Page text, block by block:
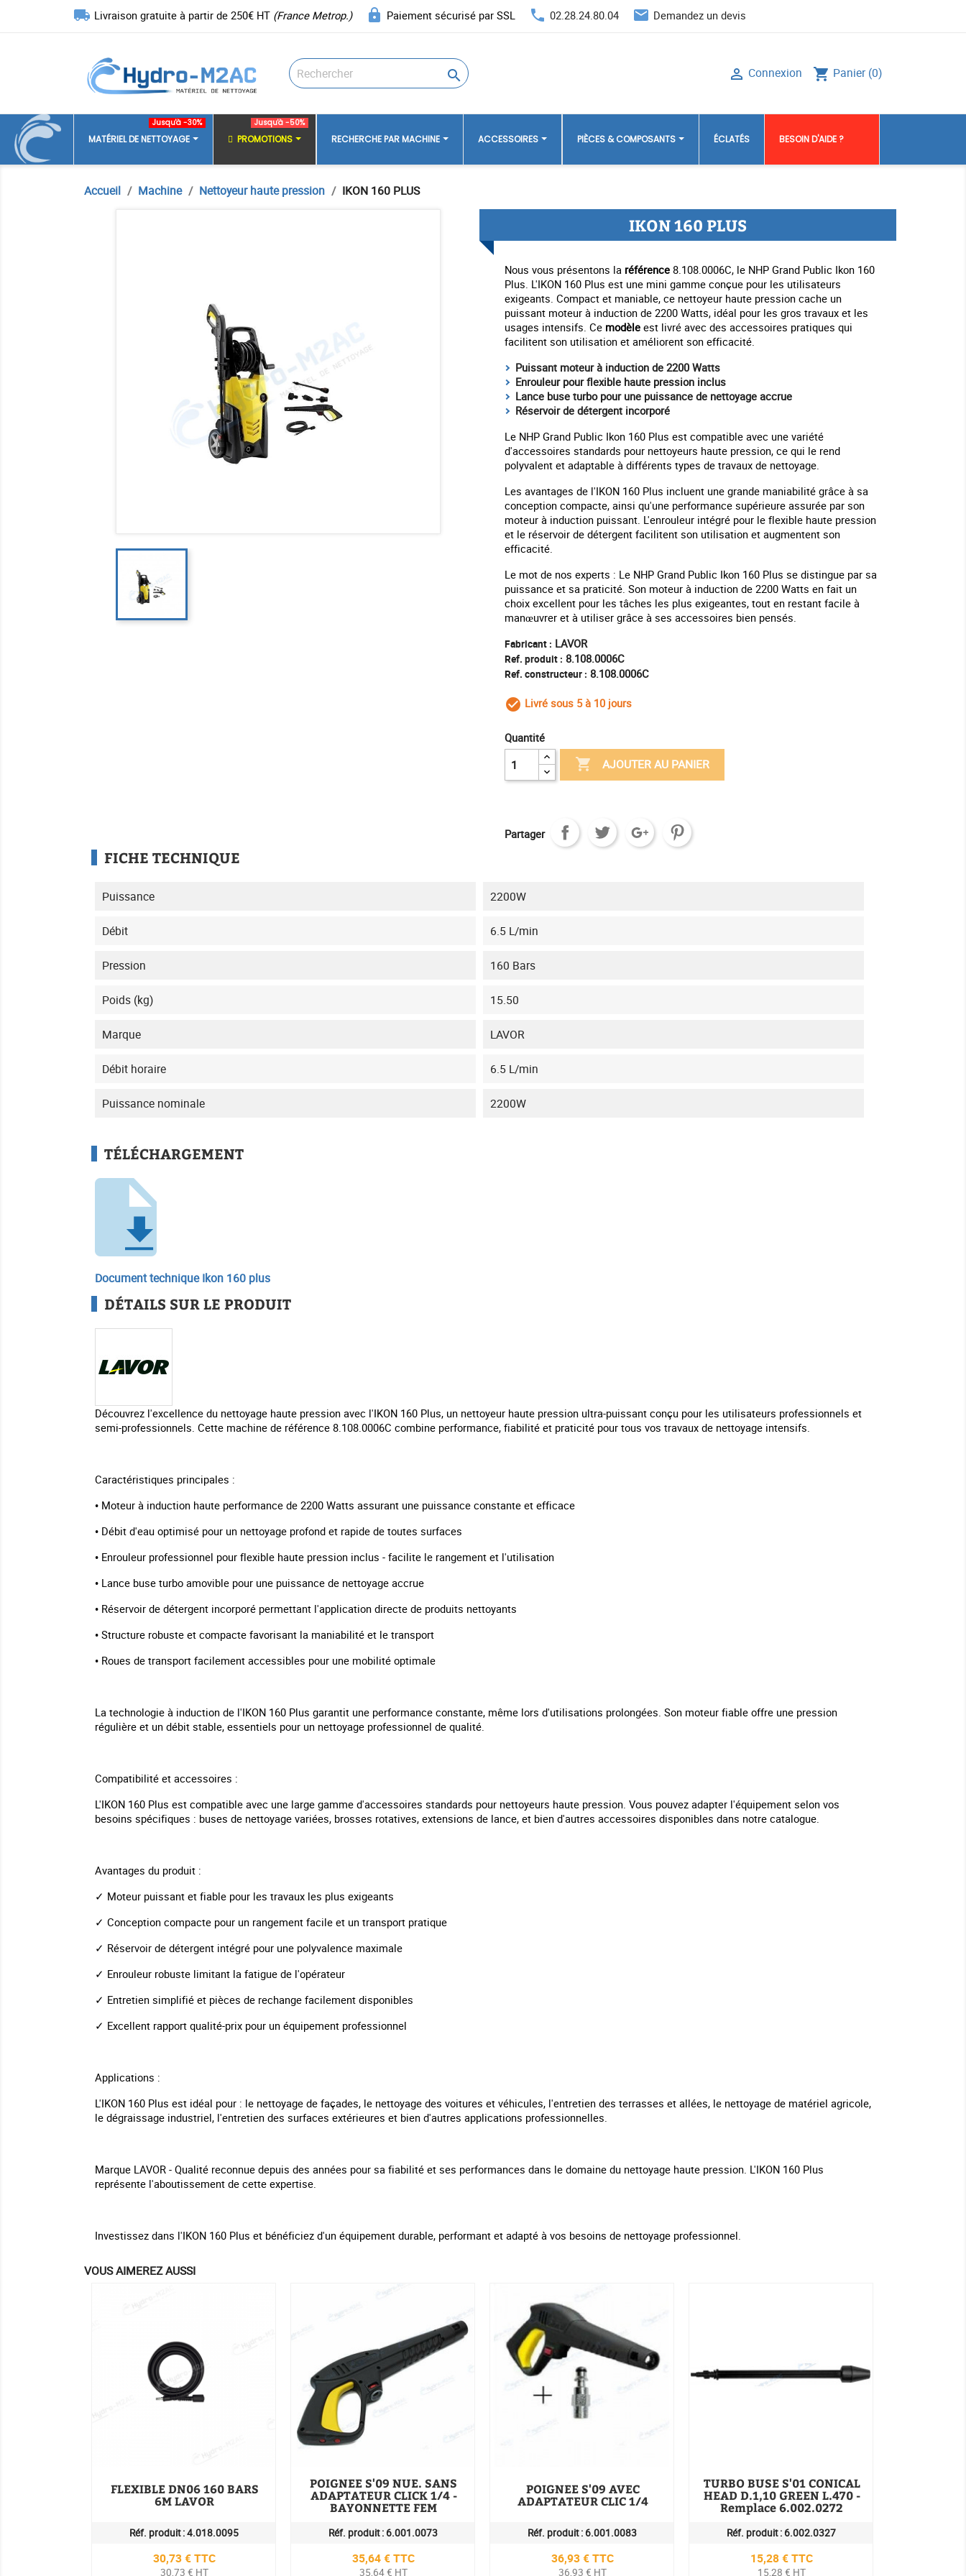
local_shipping Livraison gratuite à partir de 250€ HT (France Metrop.) lock Paiement sécurisé par SSL phone 02.28.24.80.04 email Demandez un devis
 shopping_cart Panier (0)
 Connexion
MATÉRIEL DE NETTOYAGE
Jusqu'à -30%
PROMOTIONS
Jusqu'à -50%
RECHERCHE PAR MACHINE ACCESSOIRES PIÈCES & COMPOSANTS ÉCLATÉS BESOIN D'AIDE ?
Accueil Machine Nettoyeur haute pression IKON 160 PLUS
IKON 160 PLUS
Nous vous présentons la référence 8.108.0006C, le NHP Grand Public Ikon 160
Plus. L'IKON 160 Plus est une mini gamme conçue pour les utilisateurs
exigeants. Compact et maniable, ce nettoyeur haute pression cache un
puissant moteur à induction de 2200 Watts, idéal pour les gros travaux et les
usages intensifs. Ce modèle est livré avec des accessoires pratiques qui
facilitent son utilisation et améliorent son efficacité.
Puissant moteur à induction de 2200 Watts
Enrouleur pour flexible haute pression inclus
Lance buse turbo pour une puissance de nettoyage accrue
Réservoir de détergent incorporé
Le NHP Grand Public Ikon 160 Plus est compatible avec une variété
d'accessoires standards pour nettoyeurs haute pression, ce qui le rend
polyvalent et adaptable à différents types de travaux de nettoyage.
Les avantages de l'IKON 160 Plus incluent une grande maniabilité grâce à sa
conception compacte, ainsi qu'une performance supérieure assurée par son
moteur à induction puissant. L'enrouleur intégré pour le flexible haute pression
et le réservoir de détergent facilitent son utilisation et augmentent son
efficacité.
Le mot de nos experts : Le NHP Grand Public Ikon 160 Plus se distingue par sa
puissance et sa praticité. Son moteur à induction de 2200 Watts en fait un
choix excellent pour les tâches les plus exigeantes, tout en restant facile à
manœuvrer et à utiliser grâce à ses accessoires bien pensés.
Fabricant : LAVOR
Ref. produit : 8.108.0006C
Ref. constructeur : 8.108.0006C
check_circle_outline
Livré sous 5 à 10 jours
Quantité
 AJOUTER AU PANIER
Partager
FICHE TECHNIQUE
Puissance 2200W
Débit 6.5 L/min
Pression 160 Bars
Poids (kg) 15.50
Marque LAVOR
Débit horaire 6.5 L/min
Puissance nominale 2200W
TÉLÉCHARGEMENT
Document technique Ikon 160 plus
DÉTAILS SUR LE PRODUIT
Découvrez l'excellence du nettoyage haute pression avec l'IKON 160 Plus, un nettoyeur haute pression ultra-puissant conçu pour les utilisateurs professionnels et
semi-professionnels. Cette machine de référence 8.108.0006C combine performance, fiabilité et praticité pour tous vos travaux de nettoyage intensifs.
Caractéristiques principales :
• Moteur à induction haute performance de 2200 Watts assurant une puissance constante et efficace
• Débit d'eau optimisé pour un nettoyage profond et rapide de toutes surfaces
• Enrouleur professionnel pour flexible haute pression inclus - facilite le rangement et l'utilisation
• Lance buse turbo amovible pour une puissance de nettoyage accrue
• Réservoir de détergent incorporé permettant l'application directe de produits nettoyants
• Structure robuste et compacte favorisant la maniabilité et le transport
• Roues de transport facilement accessibles pour une mobilité optimale
La technologie à induction de l'IKON 160 Plus garantit une performance constante, même lors d'utilisations prolongées. Son moteur fiable offre une pression
régulière et un débit stable, essentiels pour un nettoyage professionnel de qualité.
Compatibilité et accessoires :
L'IKON 160 Plus est compatible avec une large gamme d'accessoires standards pour nettoyeurs haute pression. Vous pouvez adapter l'équipement selon vos
besoins spécifiques : buses de nettoyage variées, brosses rotatives, extensions de lance, et bien d'autres accessoires disponibles dans notre catalogue.
Avantages du produit :
✓ Moteur puissant et fiable pour les travaux les plus exigeants
✓ Conception compacte pour un rangement facile et un transport pratique
✓ Réservoir de détergent intégré pour une polyvalence maximale
✓ Enrouleur robuste limitant la fatigue de l'opérateur
✓ Entretien simplifié et pièces de rechange facilement disponibles
✓ Excellent rapport qualité-prix pour un équipement professionnel
Applications :
L'IKON 160 Plus est idéal pour : le nettoyage de façades, le nettoyage des voitures et véhicules, l'entretien des terrasses et allées, le nettoyage de matériel agricole,
le dégraissage industriel, l'entretien des surfaces extérieures et bien d'autres applications professionnelles.
Marque LAVOR - Qualité reconnue depuis des années pour sa fiabilité et ses performances dans le domaine du nettoyage haute pression. L'IKON 160 Plus
représente l'aboutissement de cette expertise.
Investissez dans l'IKON 160 Plus et bénéficiez d'un équipement durable, performant et adapté à vos besoins de nettoyage professionnel.
VOUS AIMEREZ AUSSI
FLEXIBLE DN06 160 BARS
6M LAVOR
Réf. produit :4.018.0095
Prix
30,73 € TTC
30,73 € HT
POIGNEE S'09 NUE. SANS
ADAPTATEUR CLICK 1/4 -
BAYONNETTE FEM
Réf. produit :6.001.0073
Prix
35,64 € TTC
35,64 € HT
POIGNEE S'09 AVEC
ADAPTATEUR CLIC 1/4
Réf. produit :6.001.0083
Prix
36,93 € TTC
36,93 € HT
TURBO BUSE S'01 CONICAL
HEAD D.1,10 GREEN L.470 -
Remplace 6.002.0272
Réf. produit :6.002.0327
Prix
15,28 € TTC
15,28 € HT